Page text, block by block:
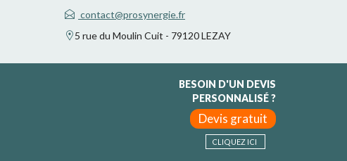
contact@prosynergie.fr
5 rue du Moulin Cuit - 79120 LEZAY
BESOIN D'UN DEVIS
PERSONNALISÉ ?
Devis gratuit
CLIQUEZ ICI